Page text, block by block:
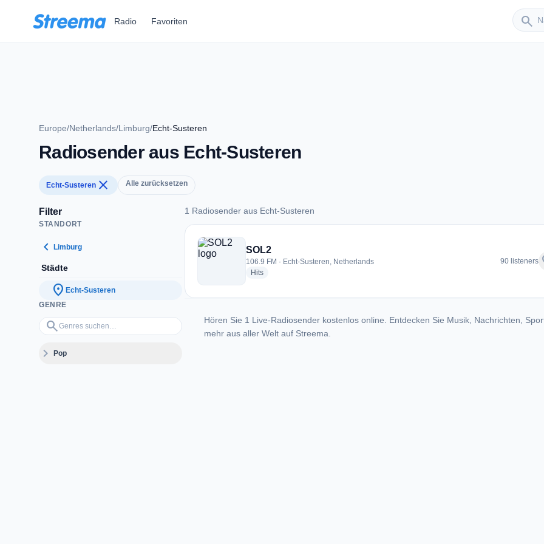
Radio Favoriten search
Sender
Europe/Netherlands/Limburg/Echt-Susteren
Radiosender aus Echt-Susteren
Echt-Susteren close Alle zurücksetzen
Filter
STANDORT
chevron_left Limburg
Städte
location_on Echt-Susteren
GENRE
search
Genres suchen…
expand_morePop
1 Radiosender aus Echt-Susteren
1 Radiosender aus Echt-Susteren
SOL2
106.9 FM · Echt-Susteren, Netherlands
Hitsradio stations
90 listeners
Hören Sie 1 Live-Radiosender kostenlos online. Entdecken Sie Musik, Nachrichten,
mehr aus aller Welt auf Streema.